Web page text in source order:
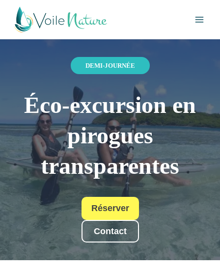
contenu
DEMI-JOURNÉE
Éco-excursion en
pirogues
transparentes
Réserver
Contact